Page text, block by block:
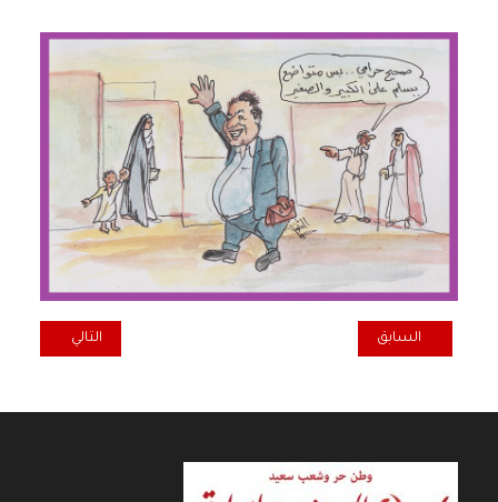
المقال السابق: أسامه ختلان
السابق المقال التالي:
التالي